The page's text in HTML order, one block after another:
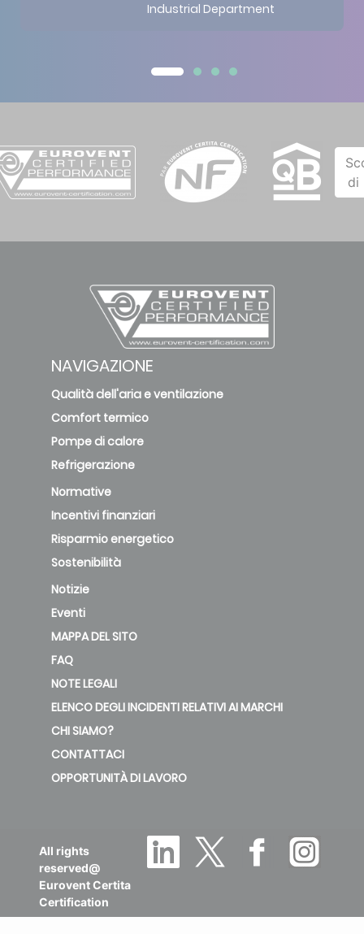
Industrial Department
di
NAVIGAZIONE
Qualità dell'aria e ventilazione
Comfort termico
Pompe di calore
Refrigerazione
Normative
Incentivi finanziari
Risparmio energetico
Sostenibilità
Notizie
Eventi
MAPPA DEL SITO
FAQ
NOTE LEGALI
ELENCO DEGLI INCIDENTI RELATIVI AI MARCHI
CHI SIAMO?
CONTATTACI
OPPORTUNITÀ DI LAVORO
All rights
reserved@
Eurovent Certita
Certification